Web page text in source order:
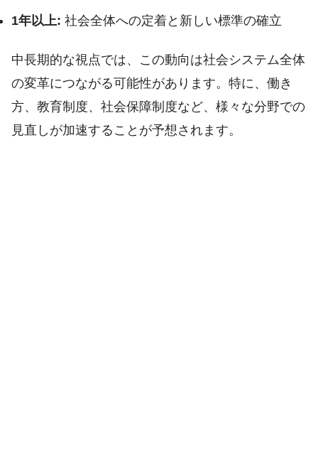
1年以上: 社会全体への定着と新しい標準の確立
中長期的な視点では、この動向は社会システム全体
の変革につながる可能性があります。特に、働き
方、教育制度、社会保障制度など、様々な分野での
見直しが加速することが予想されます。